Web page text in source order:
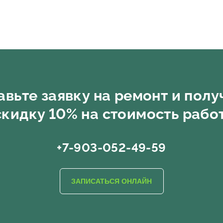
заявку на ремонт и
10% на стоимость
+7-903-052-49-59
ЗАПИСАТЬСЯ ОНЛАЙН